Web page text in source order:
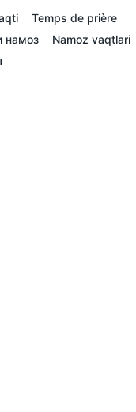
Temps de prière
намоз
Namoz vaqtlari